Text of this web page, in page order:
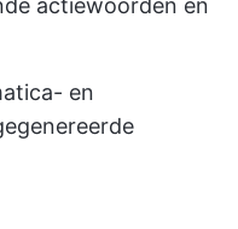
actiewoorden en
en